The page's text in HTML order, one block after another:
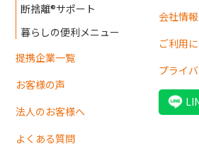
断捨離®サポート
暮らしの便利メニュー
提携企業一覧
お客様の声
法人のお客様へ
よくある質問
会社情報
ご利用
プライ